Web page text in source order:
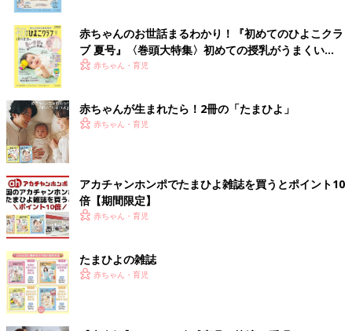
赤ちゃんのお世話まるわかり！『初めてのひよこクラ
ブ 夏号』〈巻頭大特集〉初めての授乳がうまくい
く！ おっぱい・ミルクの基本と夏のトラブル 解決テ
赤ちゃん・育児
赤ちゃんが生まれたら！2冊の「たまひよ」
赤ちゃん・育児
アカチャンホンポでたまひよ雑誌を買うとポイント10
倍【期間限定】
赤ちゃん・育児
たまひよの雑誌
赤ちゃん・育児